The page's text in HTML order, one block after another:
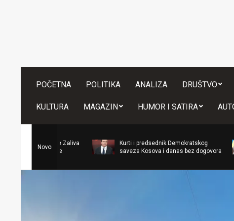
POČETNA POLITIKA ANALIZA DRUŠTVO
KULTURA MAGAZIN HUMOR I SATIRA
Novo
Kurti i predsednik Demokratskog
saveza Kosova i danas bez dogovora
rusku